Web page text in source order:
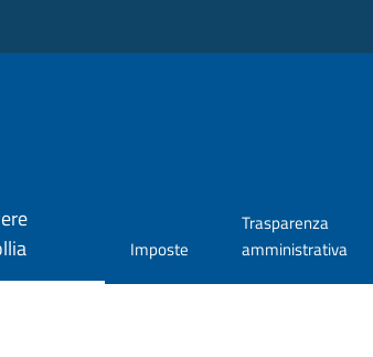
Imposte
Trasparenza
amministrativa